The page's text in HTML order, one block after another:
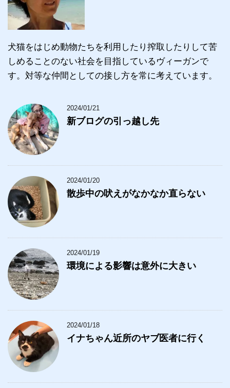
犬猫をはじめ動物たちを利用したり搾取したりして苦
しめることのない社会を目指しているヴィーガンで
す。対等な仲間としての接し方を常に考えています。
2024/01/21
新ブログの引っ越し先
2024/01/20
散歩中の吠えがなかなか直らない
2024/01/19
環境による影響は意外に大きい
2024/01/18
イナちゃん近所のヤブ医者に行く